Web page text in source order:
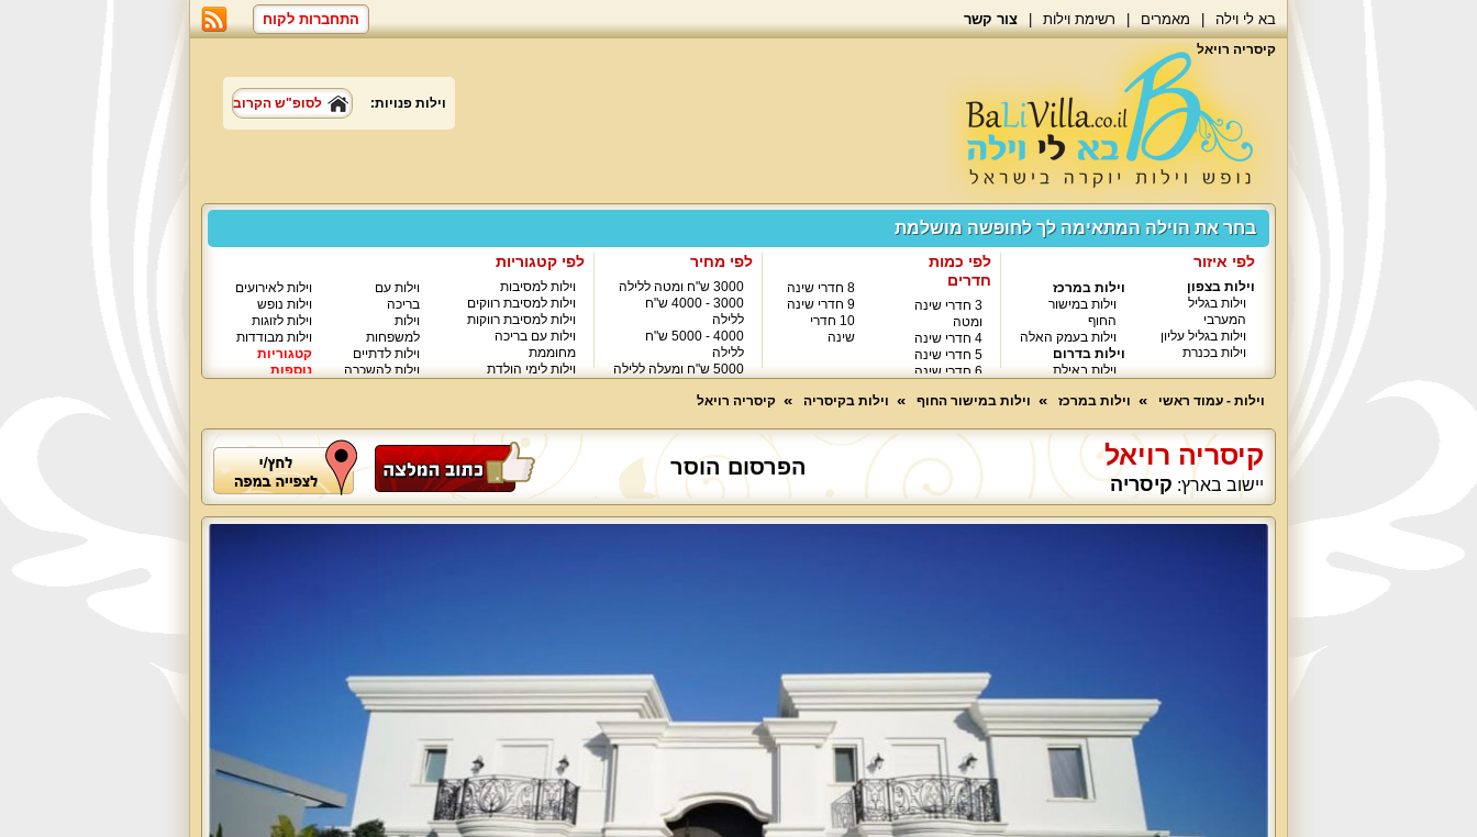
התחברות לקוח בא לי וילה מאמרים רשימת וילות צור קשר
קיסריה רויאל
וילות פנויות: לסופ"ש הקרוב
בחר את הוילה המתאימה לך לחופשה מושלמת
לפי איזור
וילות בצפון
וילות בגליל
המערבי
וילות בגליל עליון
וילות בכנרת
וילות במרכז
וילות במישור
החוף
וילות בעמק האלה
וילות בדרום
וילות באילת
לפי כמות
חדרים
3 חדרי שינה
ומטה
4 חדרי שינה
5 חדרי שינה
6 חדרי שינה
8 חדרי שינה
9 חדרי שינה
10 חדרי
שינה
לפי מחיר
3000 ש"ח ומטה ללילה
3000 - 4000 ש"ח
ללילה
4000 - 5000 ש"ח
ללילה
5000 ש"ח ומעלה ללילה
לפי קטגוריות
וילות למסיבות
וילות למסיבת רווקים
וילות למסיבת רווקות
וילות עם בריכה
מחוממת
וילות לימי הולדת
וילות עם
בריכה
וילות
למשפחות
וילות לדתיים
וילות להשכרה
וילות לאירועים
וילות נופש
וילות לזוגות
וילות מבודדות
קטגוריות
נוספות
וילות - עמוד ראשי
וילות במרכז וילות במישור החוף וילות בקיסריה קיסריה רויאל
קיסריה רויאל
יישוב בארץ: קיסריה
הפרסום הוסר